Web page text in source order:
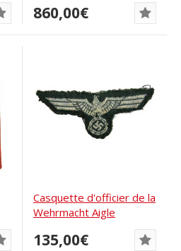
860,00€
Casquette d'officier de la
Wehrmacht Aigle
135,00€